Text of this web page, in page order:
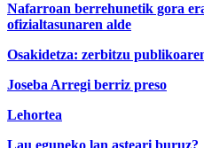
Nafarroan berrehunetik gora
ofizialtasunaren alde
Osakidetza: zerbitzu
Joseba Arregi berriz preso
Lehortea